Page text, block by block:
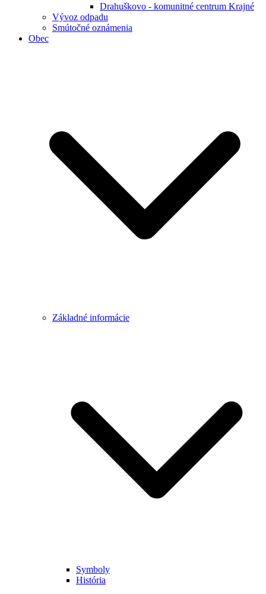
Drahuškovo - komunitné centrum Krajné
Vývoz odpadu
Smútočné oznámenia
Obec
Základné informácie
Symboly
História